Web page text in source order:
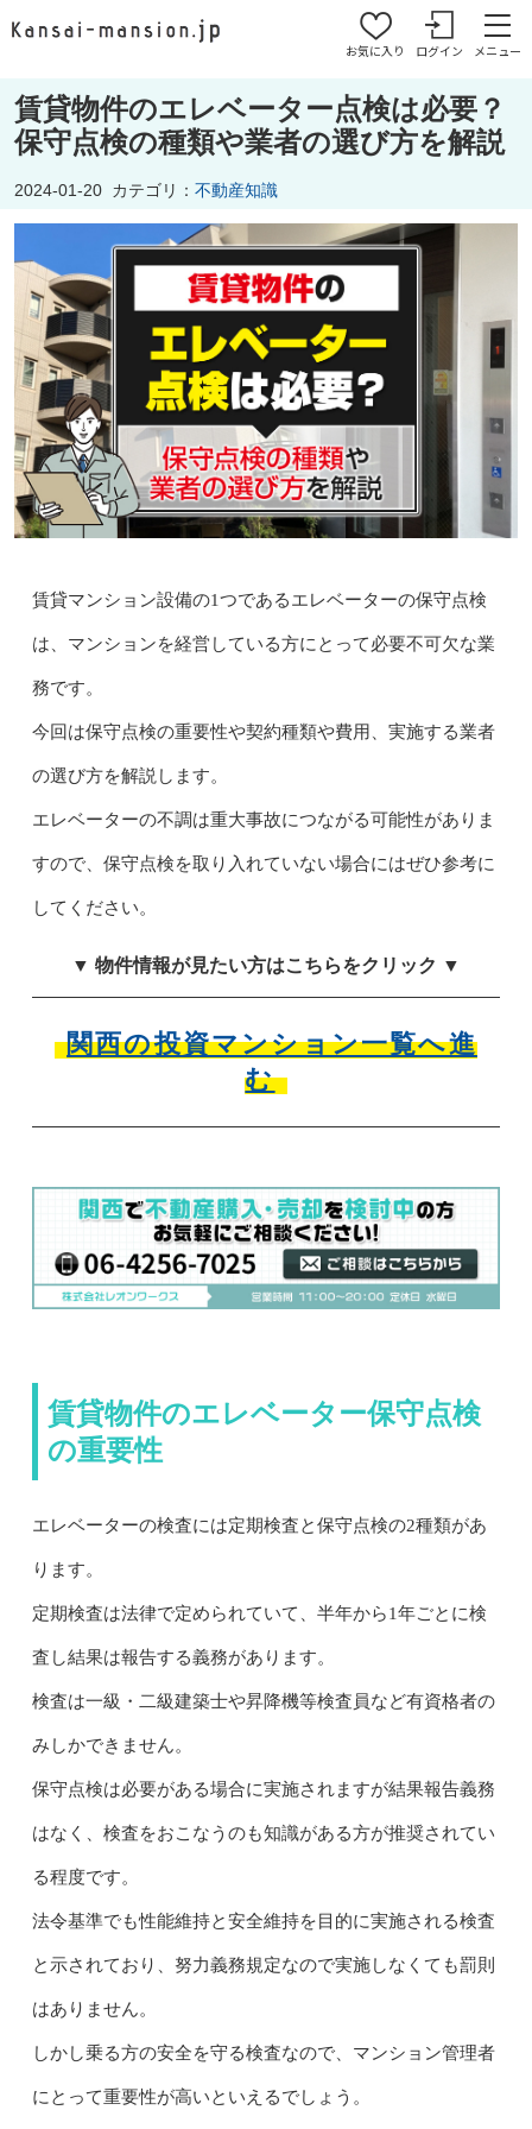
お気に入り ログイン メニュー
賃貸物件のエレベーター点検は必要？
保守点検の種類や業者の選び方を解説
2024-01-20 カテゴリ： 不動産知識
賃貸マンション設備の1つであるエレベーターの保守点検
は、マンションを経営している方にとって必要不可欠な業
務です。
今回は保守点検の重要性や契約種類や費用、実施する業者
の選び方を解説します。
エレベーターの不調は重大事故につながる可能性がありま
すので、保守点検を取り入れていない場合にはぜひ参考に
してください。
▼ 物件情報が見たい方はこちらをクリック ▼
関西の投資マンション一覧へ進
む
賃貸物件のエレベーター保守点検
の重要性
エレベーターの検査には定期検査と保守点検の2種類があ
ります。
定期検査は法律で定められていて、半年から1年ごとに検
査し結果は報告する義務があります。
検査は一級・二級建築士や昇降機等検査員など有資格者の
みしかできません。
保守点検は必要がある場合に実施されますが結果報告義務
はなく、検査をおこなうのも知識がある方が推奨されてい
る程度です。
法令基準でも性能維持と安全維持を目的に実施される検査
と示されており、努力義務規定なので実施しなくても罰則
はありません。
しかし乗る方の安全を守る検査なので、マンション管理者
にとって重要性が高いといえるでしょう。